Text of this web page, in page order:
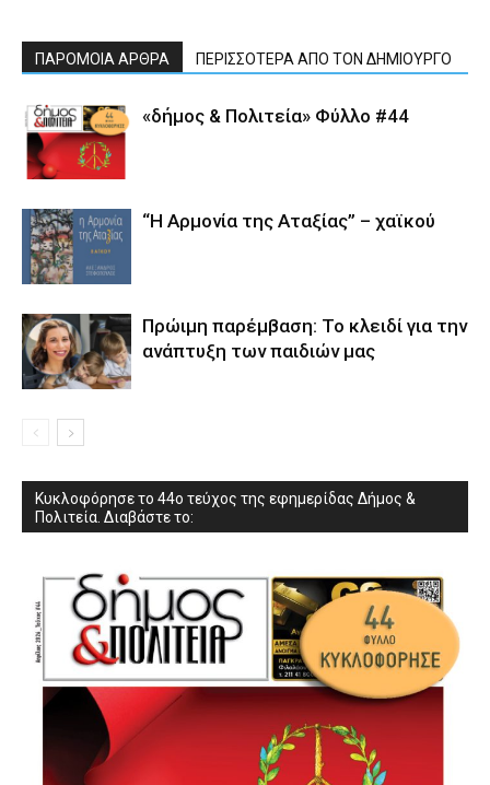
ΠΑΡΟΜΟΙΑ ΑΡΘΡΑ ΠΕΡΙΣΣΟΤΕΡΑ ΑΠΟ ΤΟΝ ΔΗΜΙΟΥΡΓΟ
«δήμος & Πολιτεία» Φύλλο #44
“Η Αρμονία της Αταξίας” – χαϊκού
Πρώιμη παρέμβαση: Το κλειδί για την
ανάπτυξη των παιδιών µας
Κυκλοφόρησε το 44ο τεύχος της εφημερίδας Δήμος &
Πολιτεία. Διαβάστε το: